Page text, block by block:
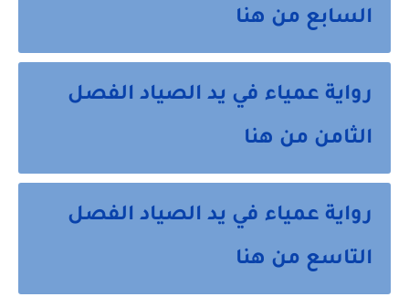
السابع من هنا
رواية عمياء في يد الصياد الفصل
الثامن من هنا
رواية عمياء في يد الصياد الفصل
التاسع من هنا